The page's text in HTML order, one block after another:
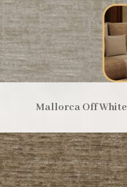
Mallorca Off White